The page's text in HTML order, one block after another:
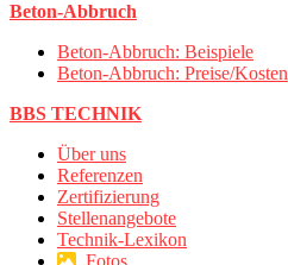
Beton-Abbruch
Beton-Abbruch: Beispiele
Beton-Abbruch: Preise/Kosten
BBS TECHNIK
Über uns
Referenzen
Zertifizierung
Stellenangebote
Technik-Lexikon
Fotos